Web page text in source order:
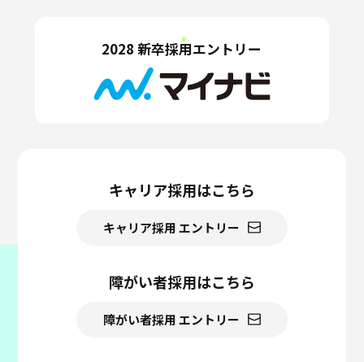
2028 新卒採用エントリー
キャリア採用はこちら
キャリア採用 エントリー
障がい者採用はこちら
障がい者採用 エントリー